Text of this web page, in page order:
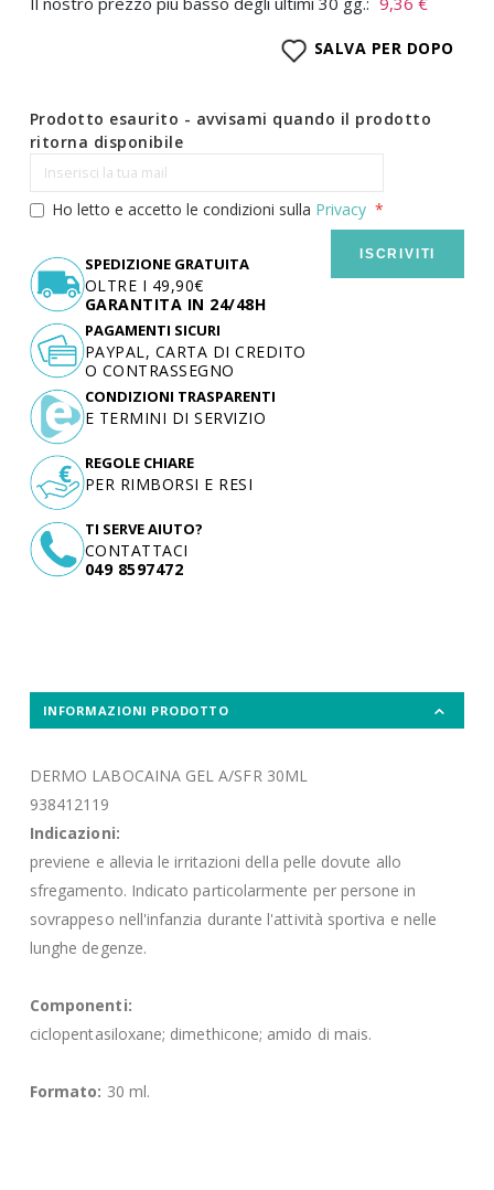
SALVA PER DOPO
Prodotto esaurito - avvisami quando il prodotto
ritorna disponibile
Ho letto e accetto le condizioni sulla Privacy
ISCRIVITI
SPEDIZIONE GRATUITA
OLTRE I 49,90€
GARANTITA IN 24/48H
TI SERVE AIUTO?
CONTATTACI
049 8597472
PAGAMENTI SICURI
PAYPAL, CARTA DI CREDITO
O CONTRASSEGNO
CONDIZIONI TRASPARENTI
E TERMINI DI SERVIZIO
REGOLE CHIARE
PER RIMBORSI E RESI
INFORMAZIONI PRODOTTO
DERMO LABOCAINA GEL A/SFR 30ML
938412119
Indicazioni:
previene e allevia le irritazioni della pelle dovute allo
sfregamento. Indicato particolarmente per persone in
sovrappeso nell'infanzia durante l'attività sportiva e nelle
lunghe degenze.
Componenti:
ciclopentasiloxane; dimethicone; amido di mais.
Formato: 30 ml.